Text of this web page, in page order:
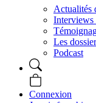
Actualités
Interviews
Les
Podcast
Connexion